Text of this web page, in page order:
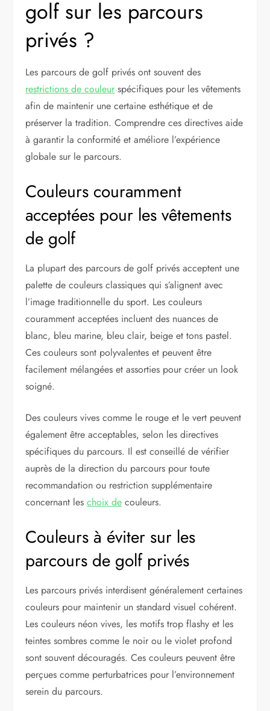
golf sur les parcours
privés ?
Les parcours de golf privés ont souvent des
restrictions de couleur spécifiques pour les vêtements
afin de maintenir une certaine esthétique et de
préserver la tradition. Comprendre ces directives aide
à garantir la conformité et améliore l’expérience
globale sur le parcours.
Couleurs couramment
acceptées pour les vêtements
de golf
La plupart des parcours de golf privés acceptent une
palette de couleurs classiques qui s’alignent avec
l’image traditionnelle du sport. Les couleurs
couramment acceptées incluent des nuances de
blanc, bleu marine, bleu clair, beige et tons pastel.
Ces couleurs sont polyvalentes et peuvent être
facilement mélangées et assorties pour créer un look
soigné.
Des couleurs vives comme le rouge et le vert peuvent
également être acceptables, selon les directives
spécifiques du parcours. Il est conseillé de vérifier
auprès de la direction du parcours pour toute
recommandation ou restriction supplémentaire
concernant leschoix de couleurs.
Couleurs à éviter sur les
parcours de golf privés
Les parcours privés interdisent généralement certaines
couleurs pour maintenir un standard visuel cohérent.
Les couleurs néon vives, les motifs trop flashy et les
teintes sombres comme le noir ou le violet profond
sont souvent découragés. Ces couleurs peuvent être
perçues comme perturbatrices pour l’environnement
serein du parcours.